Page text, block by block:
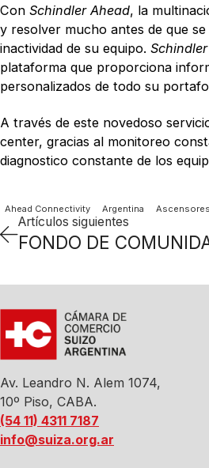
Con Schindler Ahead, la
y resolver mucho antes de que
inactividad de su equipo.
plataforma que proporciona
personalizados de todo su
A través de este novedoso
center, gracias al monitoreo
diagnostico constante de los
Ahead Connectivity Argentina
Artículos siguientes
Av. Leandro N. Alem 1074,
10º Piso, CABA.
(54 11) 4311 7187
info@suiza.org.ar